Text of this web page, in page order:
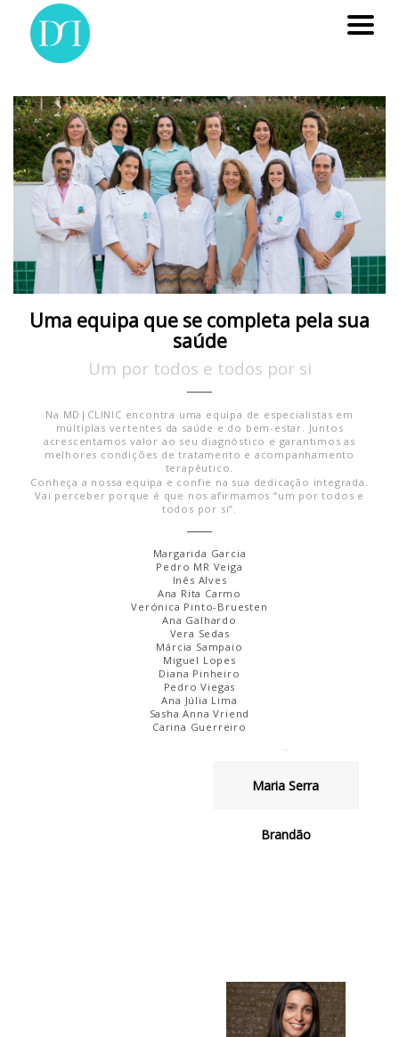
Uma equipa que se completa pela sua
saúde
Um por todos e todos por si
Na MD|CLINIC encontra uma equipa de especialistas em
múltiplas vertentes da saúde e do bem-estar. Juntos
acrescentamos valor ao seu diagnóstico e garantimos as
melhores condições de tratamento e acompanhamento
terapêutico.
Conheça a nossa equipa e confie na sua dedicação integrada.
Vai perceber porque é que nos afirmamos “um por todos e
todos por si”.
Margarida Garcia
Pedro MR Veiga
Inês Alves
Ana Rita Carmo
Verónica Pinto-Bruesten
Ana Galhardo
Vera Sedas
Márcia Sampaio
Miguel Lopes
Diana Pinheiro
Pedro Viegas
Ana Júlia Lima
Sasha Anna Vriend
Carina Guerreiro
Maria Serra
Brandão